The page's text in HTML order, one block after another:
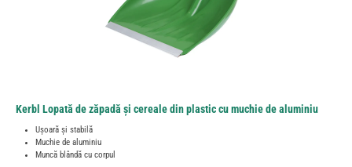
Kerbl Lopată de zăpadă și cereale din plastic cu muchie de aluminiu
Ușoară și stabilă
Muchie de aluminiu
Muncă blândă cu corpul